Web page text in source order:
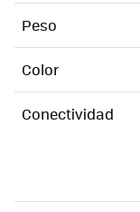
Peso
Color
Conectividad